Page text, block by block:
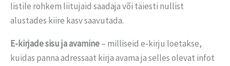
listile rohkem liitujaid saadaja või täiesti nullist
alustades kiire kasv saavutada.
E-kirjade sisu ja avamine– milliseid e-kirju loetakse,
kuidas panna adressaat kirja avama ja selles olevat infot